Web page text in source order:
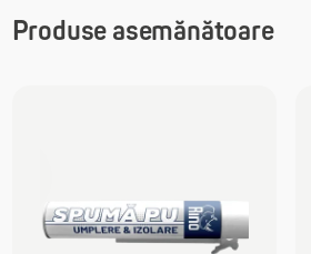
Produse asemănătoare